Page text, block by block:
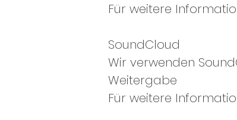
Für weitere
SoundCloud
Wir verwenden
Weitergabe
Für weitere